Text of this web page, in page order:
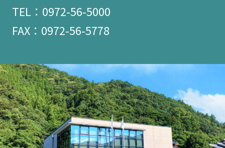
TEL：0972-56-5000
FAX：0972-56-5778